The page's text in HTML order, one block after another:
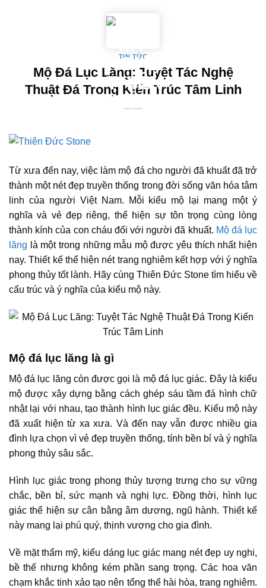
TIN TỨC
Mộ Đá Lục Lăng: Tuyệt Tác Nghệ
Thuật Đá Trong Kiến Trúc Tâm Linh
Từ xưa đến nay, việc làm mộ đá cho người đã khuất đã trở
thành một nét đẹp truyền thống trong đời sống văn hóa tâm
linh của người Việt Nam. Mỗi kiểu mộ lại mang một ý
nghĩa và vẻ đẹp riêng, thể hiện sự tôn trọng cùng lòng
thành kính của con cháu đối với người đã khuất. Mộ đá lục
lăng là một trong những mẫu mộ được yêu thích nhất hiện
nay. Thiết kế thể hiện nét trang nghiêm kết hợp với ý nghĩa
phong thủy tốt lành. Hãy cùng Thiên Đức Stone tìm hiểu về
cấu trúc và ý nghĩa của kiểu mộ này.
Mộ đá lục lăng là gì
Mộ đá lục lăng còn được gọi là mộ đá lục giác. Đây là kiểu
mộ được xây dựng bằng cách ghép sáu tầm đá hình chữ
nhật lại với nhau, tạo thành hình lục giác đều. Kiểu mộ này
đã xuất hiện từ xa xưa. Và đến nay vẫn được nhiều gia
đình lựa chọn vì vẻ đẹp truyền thống, tính bền bỉ và ý nghĩa
phong thủy sâu sắc.
Hình lục giác trong phong thủy tượng trưng cho sự vững
chắc, bền bỉ, sức mạnh và nghị lực. Đồng thời, hình lục
giác thể hiện sự cân bằng âm dương, ngũ hành. Thiết kế
này mang lại phú quý, thịnh vượng cho gia đình.
Về mặt thẩm mỹ, kiểu dáng lục giác mang nét đẹp uy nghi,
bề thế nhưng không kém phần sang trọng. Các hoa văn
chạm khắc tinh xảo tạo nên tổng thể hài hòa, trang nghiêm.